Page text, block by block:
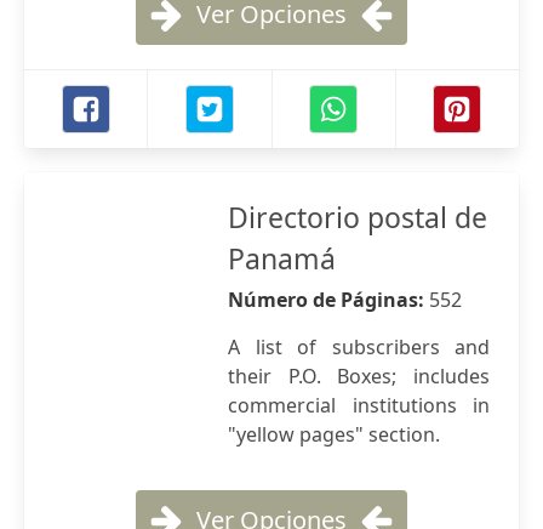
Ver Opciones
Directorio postal de
Panamá
Número de Páginas: 552
A list of subscribers and
their P.O. Boxes; includes
commercial institutions in
"yellow pages" section.
Ver Opciones